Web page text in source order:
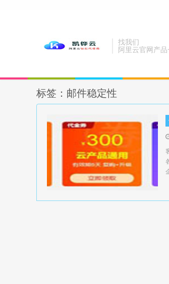
找我们
阿里云官网产品
标签：邮件稳定性